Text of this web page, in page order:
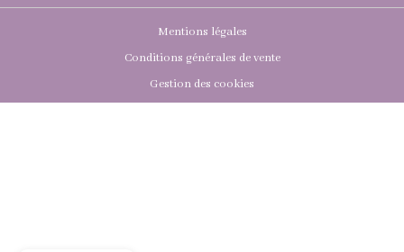
Mentions légales
Conditions générales de vente
Gestion des cookies